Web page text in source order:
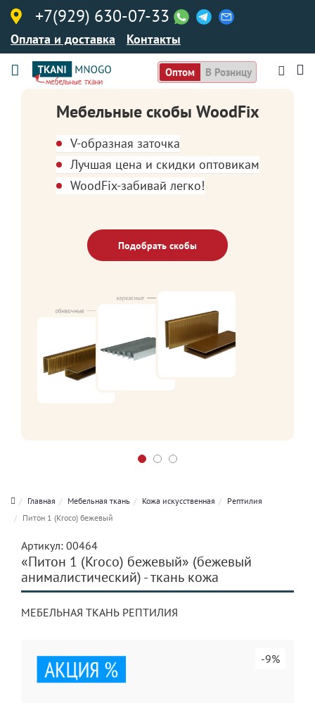
+7(929) 630-07-33
Оплата и доставка Контакты
Оптом В Розницу
Мебельные скобы WoodFix
V-образная заточка
Лучшая цена и скидки оптовикам
WoodFix-забивай легко!
Подобрать скобы
Главная Мебельная ткань Кожа искусственная
Рептилия
Питон 1 (Kroco) бежевый
Артикул: 00464
«Питон 1 (Kroco) бежевый» (бежевый
анималистический) - ткань кожа
МЕБЕЛЬНАЯ ТКАНЬ РЕПТИЛИЯ
-9%